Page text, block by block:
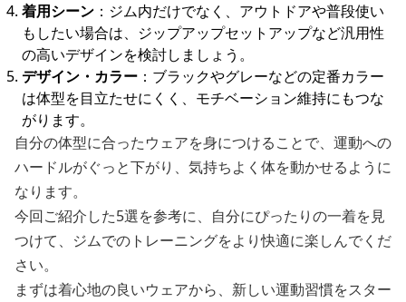
着用シーン ：ジム内だけでなく、アウトドアや普段使い
もしたい場合は、ジップアップセットアップなど汎用性
の高いデザインを検討しましょう。
デザイン・カラー ：ブラックやグレーなどの定番カラー
は体型を目立たせにくく、モチベーション維持にもつな
がります。
自分の体型に合ったウェアを身につけることで、運動への
ハードルがぐっと下がり、気持ちよく体を動かせるように
なります。
今回ご紹介した5選を参考に、自分にぴったりの一着を見
つけて、ジムでのトレーニングをより快適に楽しんでくだ
さい。
まずは着心地の良いウェアから、新しい運動習慣をスター